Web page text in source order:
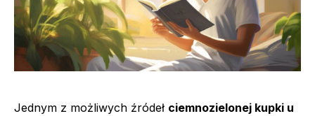
Jednym z możliwych źródeł ciemnozielonej kupki u